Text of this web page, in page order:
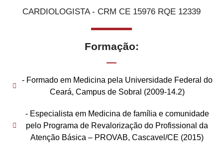
CARDIOLOGISTA - CRM CE 15976 RQE 12339
Formação:
- Formado em Medicina pela Universidade Federal do
Ceará, Campus de Sobral (2009-14.2)
- Especialista em Medicina de família e comunidade
pelo Programa de Revalorização do Profissional da
Atenção Básica – PROVAB, Cascavel/CE (2015)